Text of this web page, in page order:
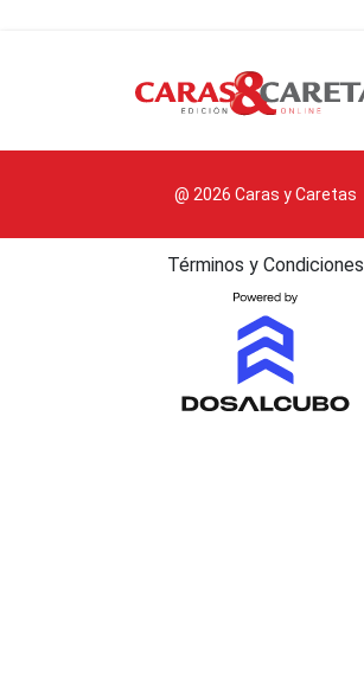
@ 2026 Caras y Caretas
Términos y Condiciones